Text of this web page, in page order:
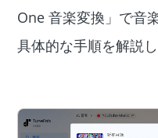
One 音楽変換」で音
具体的な手順を解説し